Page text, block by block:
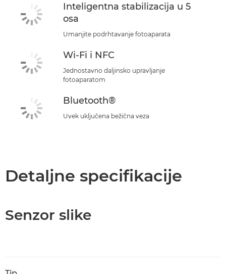
Inteligentna stabilizacija u 5
osa
Umanjite podrhtavanje fotoaparata
Wi-Fi i NFC
Jednostavno daljinsko upravljanje
fotoaparatom
Bluetooth®
Uvek uključena bežična veza
Detaljne specifikacije
Senzor slike